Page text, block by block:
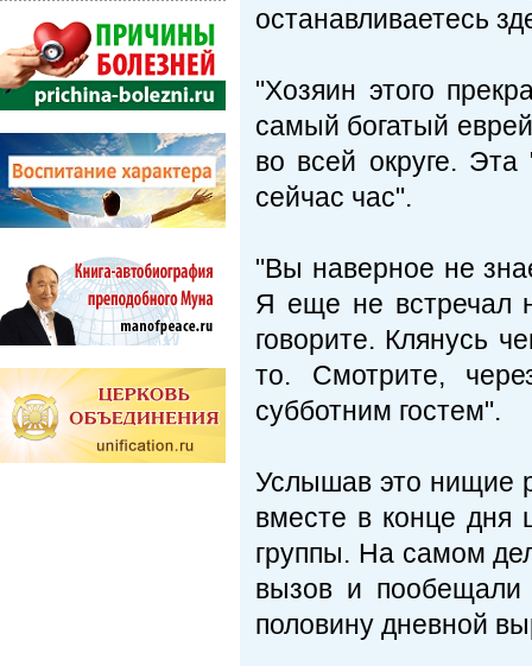
останавливаетесь
"Хозяин этого
самый богатый
во всей округе.
сейчас час".
"Вы наверное не
Я еще не встречал
говорите. Клянусь
то. Смотрите,
субботним гостем".
Услышав это нищие
вместе в конце дня
группы. На самом
вызов и пообещали
половину дневной